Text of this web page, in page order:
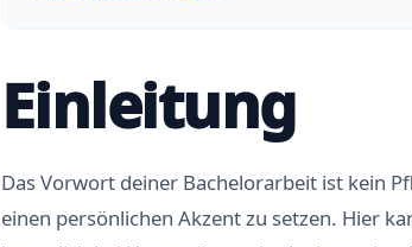
Einleitung
Das Vorwort deiner Bachelorarbeit ist kein
einen persönlichen Akzent zu setzen. Hier